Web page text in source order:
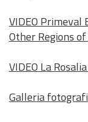
VIDEO Primeval
Other Regions
VIDEO La
Galleria